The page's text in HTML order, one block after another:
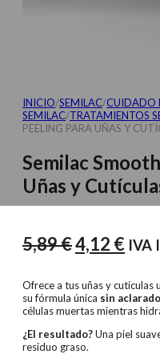
INICIO/SEMILAC/CUIDADO
SEMILAC/TRATAMIENTOS
PEELING PARA UÑAS Y
Semilac
Uñas y
5,89€El
original
era:
5,89 €.
4,12 €El
es:
IVA
Ofrece a tus uñas y cutículas
su fórmula única sin aclarado
células muertas mientras
¿El resultado?Una piel
residuo graso.